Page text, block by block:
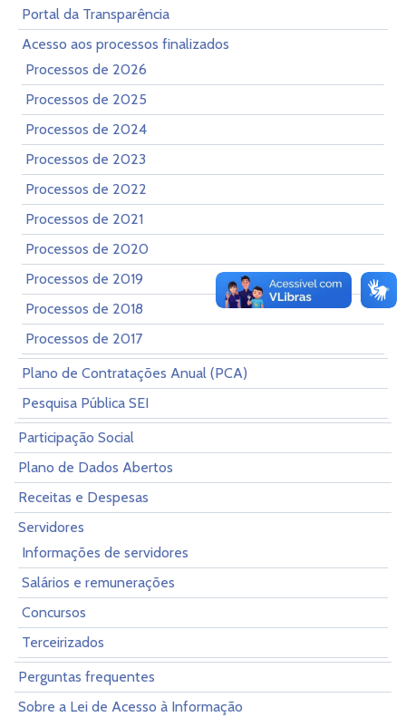
Portal da Transparência
Acesso aos processos finalizados
Processos de 2026
Processos de 2025
Processos de 2024
Processos de 2023
Processos de 2022
Processos de 2021
Processos de 2020
Processos de 2019
Processos de 2018
Processos de 2017
Plano de Contratações Anual (PCA)
Pesquisa Pública SEI
Participação Social
Plano de Dados Abertos
Receitas e Despesas
Servidores
Informações de servidores
Salários e remunerações
Concursos
Terceirizados
Perguntas frequentes
Sobre a Lei de Acesso à Informação